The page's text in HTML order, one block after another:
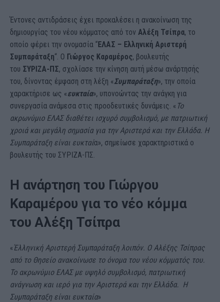
Έντονες αντιδράσεις έχει προκαλέσει η ανακοίνωση της
δημιουργίας του νέου κόμματος από τον Αλέξη Τσίπρα, το
οποίο φέρει την ονομασία “ΕΛΑΣ – Ελληνική Αριστερή
Συμπαράταξη“. Ο Γιώργος Καραμέρος, βουλευτής
του ΣΥΡΙΖΑ-ΠΣ, σχολίασε την κίνηση αυτή μέσω ανάρτησής
του, δίνοντας έμφαση στη λέξη «Συμπαράταξη», την οποία
χαρακτήρισε ως «ευκταία», υπονοώντας την ανάγκη για
συνεργασία ανάμεσα στις προοδευτικές δυνάμεις. « Το
ακρωνύμιο ΕΛΑΣ διαθέτει ισχυρό συμβολισμό, με πατριωτική
χροιά και μεγάλη σημασία για την Αριστερά και την Ελλάδα. Η
Συμπαράταξη είναι ευκταία», σημείωσε χαρακτηριστικά ο
βουλευτής του ΣΥΡΙΖΑ-ΠΣ.
Η ανάρτηση του Γιώργου
Καραμέρου για το νέο κόμμα
του Αλέξη Τσίπρα
«Έλληνική Αριστερή Συμπαράταξη λοιπόν. Ο Αλέξης Τσίπρας
από το Θησείο ανακοίνωσε το όνομα του νέου κόμματός του.
Το ακρωνύμιο ΕΛΑΣ με υψηλό συμβολισμό, πατριωτική
ανάγνωση και ιερό για την Αριστερά και την Ελλάδα. Η
Συμπαράταξη είναι ευκταία»